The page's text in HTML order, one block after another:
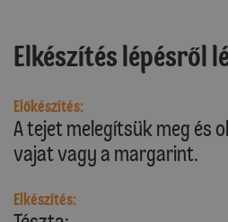
Elkészítés lépésről
Előkészítés:
A tejet melegítsük meg és
vajat vagy a margarint.
Elkészítés: